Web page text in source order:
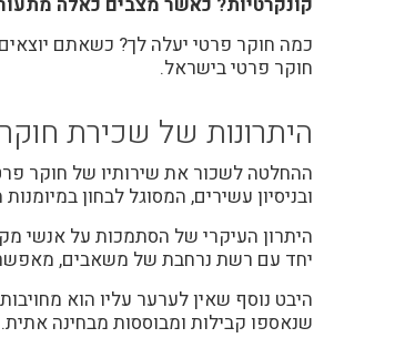
כמה חוקר פרטי יעלה לך? כשאתם
חוקר פרטי בישראל.
היתרונות של שכירת
ההחלטה לשכור את שירותיו של חוקר
ובניסיון עשירים, המסוגל לבחון
היתרון העיקרי של הסתמכות על אנשי
יחד עם רשת נרחבת של משאבים,
היבט נוסף שאין לערער עליו הוא
שנאספו קבילות ומבוססות מבחינה אתית.